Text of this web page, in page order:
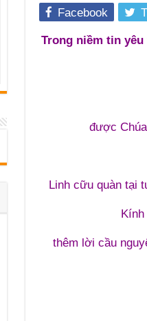
Facebook
Trong niềm tin
được
Linh cữu quàn tại
thêm lời cầu